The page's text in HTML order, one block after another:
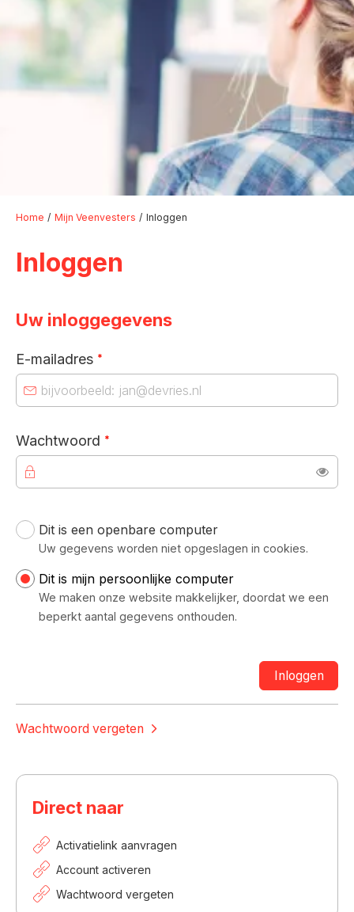
Home Mijn Veenvesters Inloggen
Inloggen
Uw inloggegevens
E-mailadres *
Wachtwoord *
Uw inloggegevens
Dit is een openbare computer
Uw gegevens worden niet opgeslagen in cookies.
Dit is mijn persoonlijke computer
We maken onze website makkelijker, doordat we een
beperkt aantal gegevens onthouden.
Inloggen
Wachtwoord vergeten
Direct naar
Activatielink aanvragen
Account activeren
Wachtwoord vergeten